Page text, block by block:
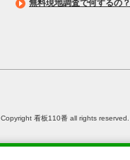
無料現地調査で何するの？
Copyright 看板110番 all rights reserved.